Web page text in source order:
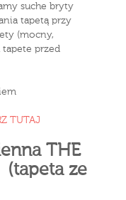
suche bryty
tapetą przy
(mocny,
przed
TUTAJ
THE
(tapeta ze